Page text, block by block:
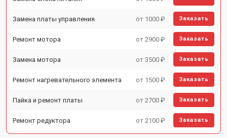
Замена платы управления от 1000 ₽ Заказать
Ремонт мотора от 2900 ₽ Заказать
Замена мотора от 3500 ₽ Заказать
Ремонт нагревательного элемента от 1500 ₽ Заказать
Пайка и ремонт платы от 2700 ₽ Заказать
Ремонт редуктора от 2100 ₽ Заказать